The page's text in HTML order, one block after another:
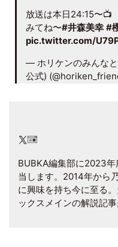
放送は本日24:15〜📺
みてね〜#井森美幸 #
pic.twitter.com/
— ホリケンのみんな
公式)
BUBKA編集部に2023
当します。2014年から
に興味を持ち今に至る
ックスメインの解説記